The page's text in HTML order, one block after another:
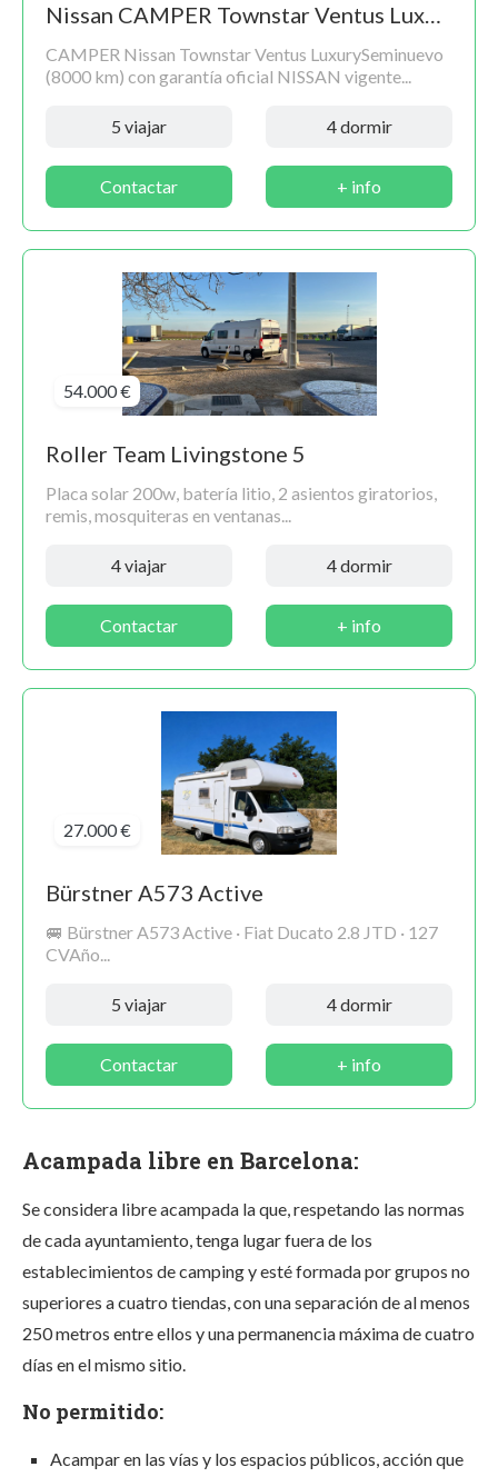
Nissan CAMPER Townstar Ventus Luxury
CAMPER Nissan Townstar Ventus LuxurySeminuevo
(8000 km) con garantía oficial NISSAN vigente...
5 viajar 4 dormir
Contactar + info
54.000 €
Roller Team Livingstone 5
Placa solar 200w, batería litio, 2 asientos giratorios,
remis, mosquiteras en ventanas...
4 viajar 4 dormir
Contactar + info
27.000 €
Bürstner A573 Active
🚐 Bürstner A573 Active · Fiat Ducato 2.8 JTD · 127
CVAño...
5 viajar 4 dormir
Contactar + info
Acampada libre en Barcelona:
Se considera libre acampada la que, respetando las normas
de cada ayuntamiento, tenga lugar fuera de los
establecimientos de camping y esté formada por grupos no
superiores a cuatro tiendas, con una separación de al menos
250 metros entre ellos y una permanencia máxima de cuatro
días en el mismo sitio.
No permitido:
Acampar en las vías y los espacios públicos, acción que